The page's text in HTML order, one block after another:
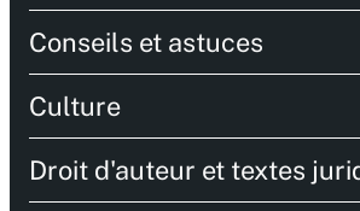
Conseils et astuces
Culture
Droit d'auteur et textes